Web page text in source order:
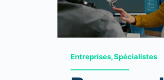
Entreprises, Spécialistes